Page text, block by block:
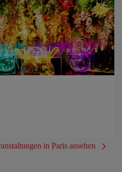
in Paris ansehen